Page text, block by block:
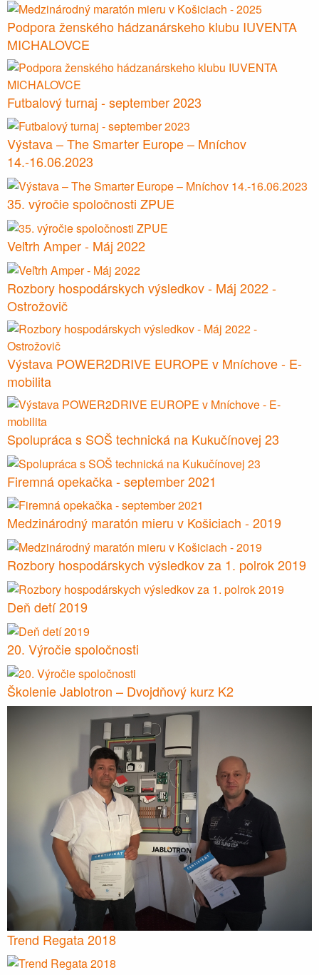
Podpora ženského hádzanárskeho klubu IUVENTA
MICHALOVCE
Futbalový turnaj - september 2023
Výstava – The Smarter Europe – Mníchov
14.-16.06.2023
35. výročie spoločnosti ZPUE
Veľtrh Amper - Máj 2022
Rozbory hospodárskych výsledkov - Máj 2022 -
Ostrožovič
Výstava POWER2DRIVE EUROPE v Mníchove - E-
mobilita
Spolupráca s SOŠ technická na Kukučínovej 23
Firemná opekačka - september 2021
Medzinárodný maratón mieru v Košiciach - 2019
Rozbory hospodárskych výsledkov za 1. polrok 2019
Deň detí 2019
20. Výročie spoločnosti
Školenie Jablotron – Dvojdňový kurz K2
Trend Regata 2018